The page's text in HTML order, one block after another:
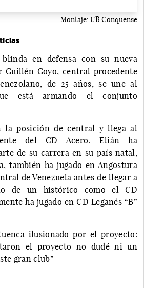
Montaje: UB Conquense
blinda en defensa con su nueva
Guillén Goyo, central procedente
de 25 años, se une al
está armando el conjunto
la posición de central y llega al
del CD Acero. Elián ha
de su carrera en su país natal,
también ha jugado en Angostura
de Venezuela antes de llegar a
de un histórico como el CD
ha jugado en CD Leganés “B”
ilusionado por el proyecto:
el proyecto no dudé ni un
gran club”